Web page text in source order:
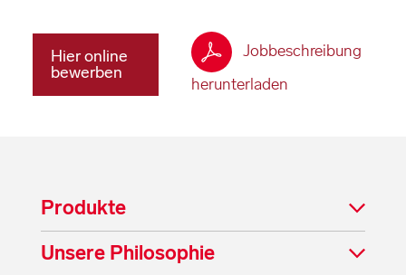
Hier online
bewerben
Jobbeschreibung
herunterladen
Produkte
Unsere Philosophie